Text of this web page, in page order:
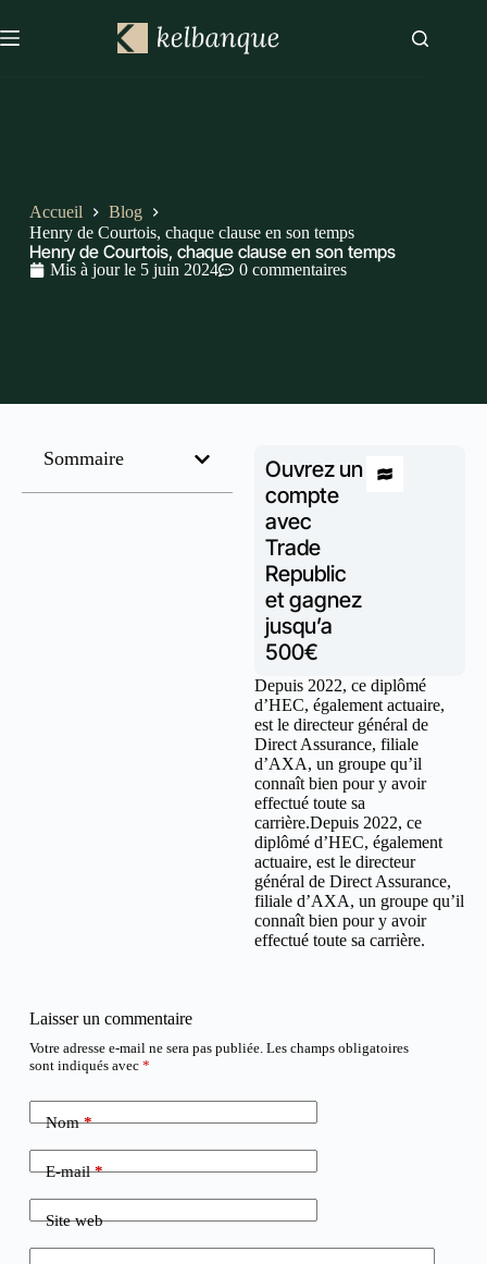
Accueil
Blog
Henry de Courtois, chaque clause en son temps
Henry de Courtois, chaque clause en son temps
Mis à jour le 5 juin 2024 0 commentaires
Sommaire
Ouvrez un
compte
avec
Trade
Republic
et gagnez
jusqu’a
500€
Depuis 2022, ce diplômé
d’HEC, également actuaire,
est le directeur général de
Direct Assurance, filiale
d’AXA, un groupe qu’il
connaît bien pour y avoir
effectué toute sa
carrière.Depuis 2022, ce
diplômé d’HEC, également
actuaire, est le directeur
général de Direct Assurance,
filiale d’AXA, un groupe qu’il
connaît bien pour y avoir
effectué toute sa carrière.
Laisser un commentaire
Votre adresse e-mail ne sera pas publiée. Les champs obligatoires
sont indiqués avec *
Nom*
E-mail*
Site web